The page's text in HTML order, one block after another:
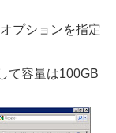
プションを指定
て容量は100GB